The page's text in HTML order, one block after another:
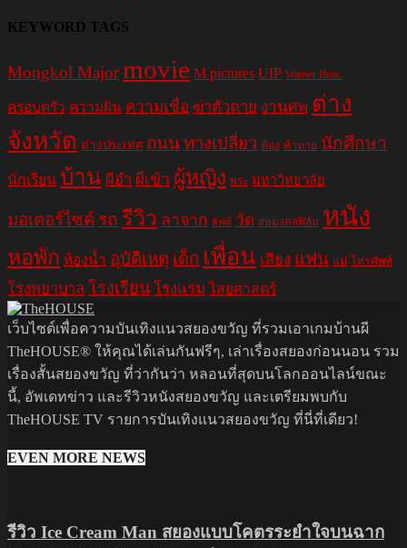
KEYWORD TAGS
Mongkol Majormovie M pictures UIP Warner Bros.
ครอบครัว ความฝัน ความเชื่อ ฆ่าตัวตาย งานศพ ต่าง
จังหวัด ต่างประเทศ ถนนทางเปลี่ยว ท้อง ท้าทาย นักศึกษา
นักเรียน บ้าน ผีอำ ผีเข้า ผู้หญิง พระ มหาวิทยาลัย
มอเตอร์ไซค์ รถ รีวิว ลาจาก ลิฟท์ วัด สหมงคลฟิล์ม หนัง
หอพัก ห้องน้ำ อุบัติเหตุ เด็ก เพื่อน เสียง แฟน แม่ โทรศัพท์
โรงพยาบาล โรงเรียน โรงแรม ไสยศาสตร์
เว็บไซต์เพื่อความบันเทิงแนวสยองขวัญ ที่รวมเอาเกมบ้านผี
TheHOUSE® ให้คุณได้เล่นกันฟรีๆ, เล่าเรื่องสยองก่อนนอน รวม
เรื่องสั้นสยองขวัญ ที่ว่ากันว่า หลอนที่สุดบนโลกออนไลน์ขณะ
นี้, อัพเดทข่าว และรีวิวหนังสยองขวัญ และเตรียมพบกับ
TheHOUSE TV รายการบันเทิงแนวสยองขวัญ ที่นี่ที่เดียว!
EVEN MORE NEWS
รีวิว Ice Cream Man สยองแบบโคตรระยำใจบนฉาก